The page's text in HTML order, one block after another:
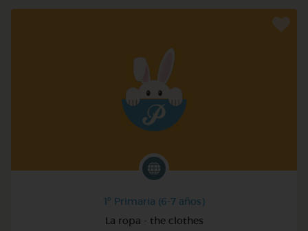
1º Primaria (6-7 años)
La ropa - the clothes